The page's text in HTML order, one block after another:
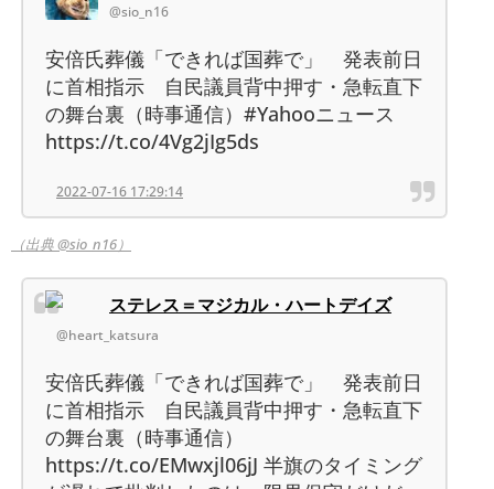
@sio_n16
安倍氏葬儀「できれば国葬で」 発表前日
に首相指示 自民議員背中押す・急転直下
の舞台裏（時事通信）#Yahooニュース
https://t.co/4Vg2jIg5ds
2022-07-16 17:29:14
（出典 @sio_n16）
ステレス＝マジカル・ハートデイズ
@heart_katsura
安倍氏葬儀「できれば国葬で」 発表前日
に首相指示 自民議員背中押す・急転直下
の舞台裏（時事通信）
https://t.co/EMwxjl06jJ 半旗のタイミング